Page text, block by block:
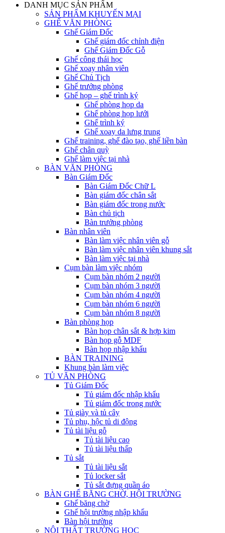
DANH MỤC SẢN PHẨM
SẢN PHẨM KHUYẾN MẠI
GHẾ VĂN PHÒNG
Ghế Giám Đốc
Ghế giám đốc chỉnh điện
Ghế Giám Đốc Gỗ
Ghế công thái học
Ghế xoay nhân viên
Ghế Chủ Tịch
Ghế trưởng phòng
Ghế họp – ghế trình ký
Ghế phòng họp da
Ghế phòng họp lưới
Ghế trình ký
Ghế xoay da lưng trung
Ghế training, ghế đào tạo, ghế liền bàn
Ghế chân quỳ
Ghế làm việc tại nhà
BÀN VĂN PHÒNG
Bàn Giám Đốc
Bàn Giám Đốc Chữ L
Bàn giám đốc chân sắt
Bàn giám đốc trong nước
Bàn chủ tịch
Bàn trưởng phòng
Bàn nhân viên
Bàn làm việc nhân viên gỗ
Bàn làm việc nhân viên khung sắt
Bàn làm việc tại nhà
Cụm bàn làm việc nhóm
Cụm bàn nhóm 2 người
Cụm bàn nhóm 3 người
Cụm bàn nhóm 4 người
Cụm bàn nhóm 6 người
Cụm bàn nhóm 8 người
Bàn phòng họp
Bàn họp chân sắt & hợp kim
Bàn họp gỗ MDF
Bàn họp nhập khẩu
BÀN TRAINING
Khung bàn làm việc
TỦ VĂN PHÒNG
Tủ Giám Đốc
Tủ giám đốc nhập khẩu
Tủ giám đốc trong nước
Tủ giày và tủ cây
Tủ phụ, hộc tủ di động
Tủ tài liệu gỗ
Tủ tài liệu cao
Tủ tài liệu thấp
Tủ sắt
Tủ tài liệu sắt
Tủ locker sắt
Tủ sắt đựng quần áo
BÀN GHẾ BĂNG CHỜ, HỘI TRƯỜNG
Ghế băng chờ
Ghế hội trường nhập khẩu
Bàn hội trường
NỘI THẤT TRƯỜNG HỌC